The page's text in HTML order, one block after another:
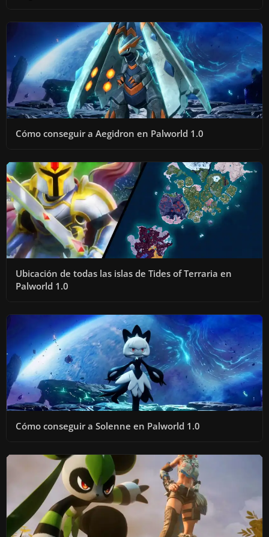
Cómo conseguir a Aegidron en Palworld 1.0
Ubicación de todas las islas de Tides of Terraria en
Palworld 1.0
Cómo conseguir a Solenne en Palworld 1.0